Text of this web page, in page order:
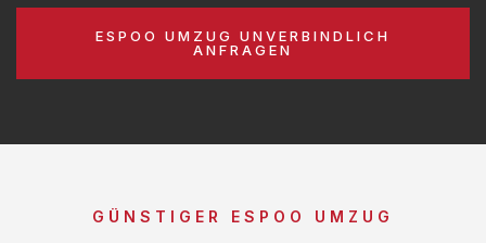
ESPOO UMZUG UNVERBINDLICH
ANFRAGEN
GÜNSTIGER ESPOO UMZUG